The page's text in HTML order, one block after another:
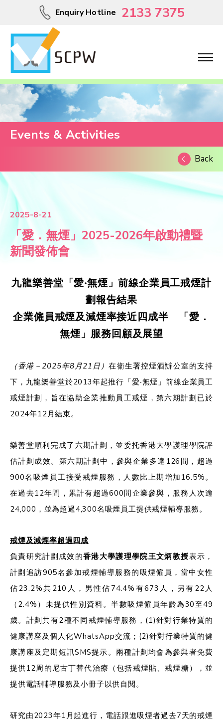
Enquiry Hotline 2133 7375
Events & Activities
Back
2025-8-21
「愛．無煙」2025-2026年啟動禮暨
新聞發佈會
九龍樂善堂 「愛‧無煙」前線企業員工戒煙計
劃報告結果
企業僱員戒煙及減煙率接近四成半 「愛．
無煙」服務回顧及展望
（香港－ 2025年8月21日）在衞生署控煙酒辦公室的支持
下，九龍樂善堂於2013年起推行「愛‧無煙」前線企業員工
戒煙計劃，旨在協助企業推動員工戒煙，第六期計劃已於
2024年12月結束。
樂善堂順利完成了六期計劃，並委托香港大學護理學院評
估計劃成效。第六期計劃中，參與企業多達126間，超過
900名吸煙員工接受戒煙服務，人數比上期增加16.5%。
在過去12年間，累計有超過600間企業參與，服務人次逾
24,000，並為超過4,300名吸煙員工提供戒煙輔導服務。
戒煙及減煙率超過四成
負責研究計劃成效的香港大學護理學院王文炳教授表示，
計劃追訪905名參加戒煙輔導服務的吸煙僱員，當中女性
佔23.2%共210人，男性佔74.4%有673人，另有22人
（2.4%）未提供性別資料。半數吸煙僱員年齡為30至49
歲。計劃共有2種不同戒煙輔導服務，(1)針對行業特質的
健康講座及個人化WhatsApp交流；(2)針對行業特質的健
康講座及定期短訊SMS提示。兩種計劃均會為參與者免費
提供12周的尼古丁替代治療（包括戒煙貼、戒煙糖），並
提供電話輔導服務及小冊子以供自閱。
研究由2023年1月起進行，電話跟進吸煙者過去7天的戒煙